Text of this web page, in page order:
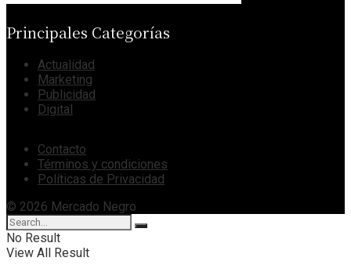
Principales Categorías
Actualidad
Marketing
Publicidad
Digital
Contacto
Términos y condiciones
Políticas de Privacidad
© 2026 Mercado Negro
No Result
View All Result